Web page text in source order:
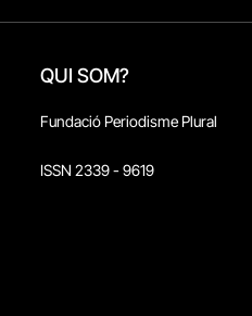
QUI SOM?
Fundació Periodisme Plural
ISSN 2339 - 9619